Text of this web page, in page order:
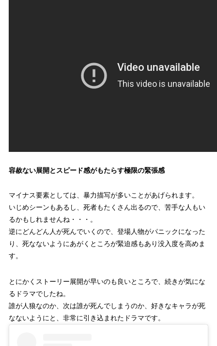
容赦ない展開とスピード感がもたらす極限の緊張感
マイナス要素としては、暴力描写が多いことがあげられます。
いじめシーンもあるし、死者もたくさん出るので、苦手な人もい
るかもしれませんね・・・。
逆にどんどん人が死んでいくので、登場人物がパニックになった
り、死なないようにあがくところが緊迫感もあり没入度を高めま
す。
とにかくストーリー展開が早いのも良いところで、続きが気にな
るドラマでしたね。
誰が人狼なのか、次は誰が死んでしまうのか、好きなキャラが死
なないようにと、非常に引き込まれたドラマです。